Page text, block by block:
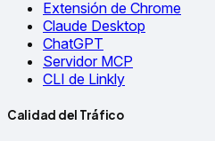
Extensión de Chrome
Claude Desktop
ChatGPT
Servidor MCP
CLI de Linkly
Calidad del Tráfico